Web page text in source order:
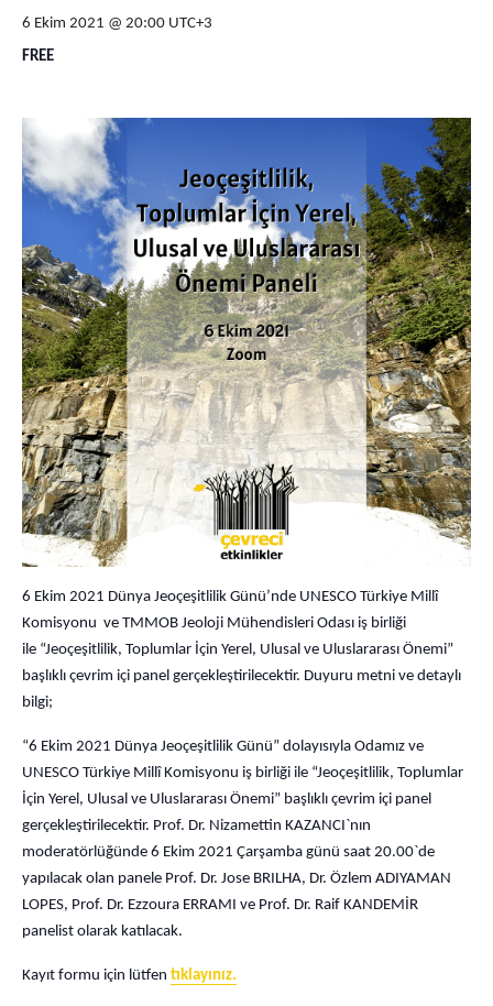
6 Ekim 2021 @ 20:00 UTC+3
FREE
6 Ekim 2021 Dünya Jeoçeşitlilik Günü’nde UNESCO Türkiye Millî
Komisyonu ve TMMOB Jeoloji Mühendisleri Odası iş birliği
ile “Jeoçeşitlilik, Toplumlar İçin Yerel, Ulusal ve Uluslararası Önemi”
başlıklı çevrim içi panel gerçekleştirilecektir. Duyuru metni ve detaylı
bilgi;
“6 Ekim 2021 Dünya Jeoçeşitlilik Günü” dolayısıyla Odamız ve
UNESCO Türkiye Millî Komisyonu iş birliği ile “Jeoçeşitlilik, Toplumlar
İçin Yerel, Ulusal ve Uluslararası Önemi” başlıklı çevrim içi panel
gerçekleştirilecektir. Prof. Dr. Nizamettin KAZANCI`nın
moderatörlüğünde 6 Ekim 2021 Çarşamba günü saat 20.00`de
yapılacak olan panele Prof. Dr. Jose BRILHA, Dr. Özlem ADIYAMAN
LOPES, Prof. Dr. Ezzoura ERRAMI ve Prof. Dr. Raif KANDEMİR
panelist olarak katılacak.
Kayıt formu için lütfen tıklayınız.